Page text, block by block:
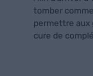
tomber
permettre aux
cure de